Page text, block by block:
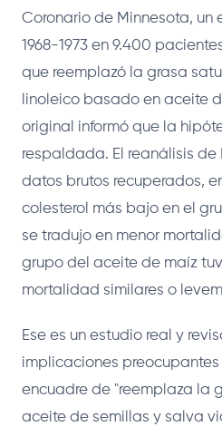
Coronario de Minnesota,
1968-1973 en 9.400
que reemplazó la grasa
linoleico basado en aceite
original informó que la
respaldada. El reanálisis de
datos brutos recuperados,
colesterol más bajo en el
se tradujo en menor
grupo del aceite de maíz
mortalidad similares o
Ese es un estudio real y
implicaciones
encuadre de "reemplaza la
aceite de semillas y salva